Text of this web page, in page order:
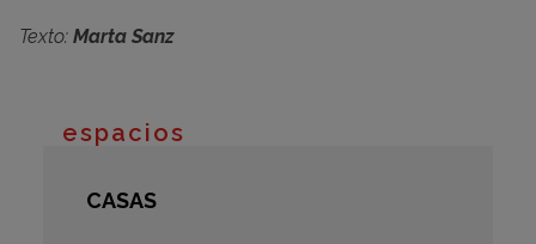
Texto: Marta Sanz
espacios
CASAS